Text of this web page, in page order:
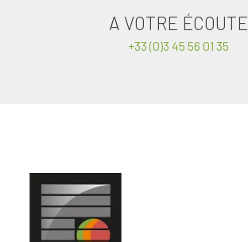
A VOTRE ÉCOUTE
+33 (0)3 45 56 01 35